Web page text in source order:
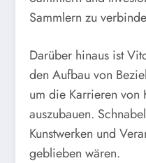
Sammlern zu
Darüber hinaus ist
den Aufbau von
um die Karrieren von
auszubauen.
Kunstwerken und
geblieben wären.